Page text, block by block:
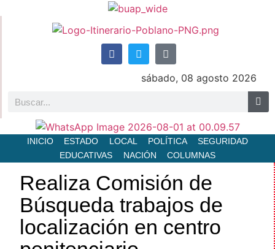
sábado, 08 agosto 2026
INICIO ESTADO LOCAL POLÍTICA
SEGURIDAD
EDUCATIVAS
NACIÓN COLUMNAS
Realiza Comisión de
Búsqueda trabajos de
localización en centro